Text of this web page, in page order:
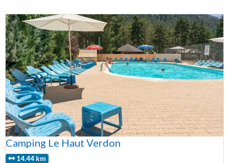
Camping Le Haut Verdon
14.44 km